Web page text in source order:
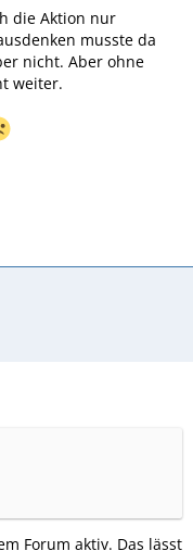
die Aktion nur
musste da
nicht. Aber ohne
weiter.
Forum aktiv. Das lässt